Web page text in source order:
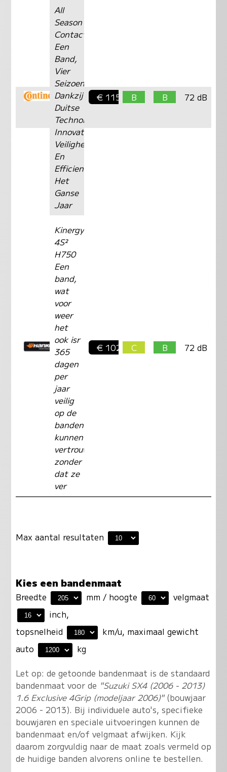
All
Season
Contact
Een
Band,
Vier
Seizoenen
Dankzij
Duitse
Technologie
Innovatieve
Veiligheid
En
Efficientie...
Het
Ganse
Jaar
€ 115,- B B 72 dB
Kinergy
4S²
H750
Een
band,
wat
voor
weer
het
ook isr
365
dagen
per
jaar
veilig
op de
banden
kunnen
vertrouwen
zonder
dat ze
ver
€ 102,- C B 72 dB
Max aantal resultaten
Kies een bandenmaat
Breedte mm / hoogte
velgmaat
inch,
topsnelheid
km/u, maximaal gewicht
auto
kg
Let op: de getoonde bandenmaat is de standaard
bandenmaat voor de "Suzuki SX4 (2006 - 2013)
1.6 Exclusive 4Grip (modeljaar 2006)"(bouwjaar
2006 - 2013). Bij individuele auto's, specifieke
bouwjaren en speciale uitvoeringen kunnen de
bandenmaat en/of velgmaat afwijken. Kijk
daarom zorgvuldig naar de maat zoals vermeld op
de huidige banden alvorens online te bestellen.